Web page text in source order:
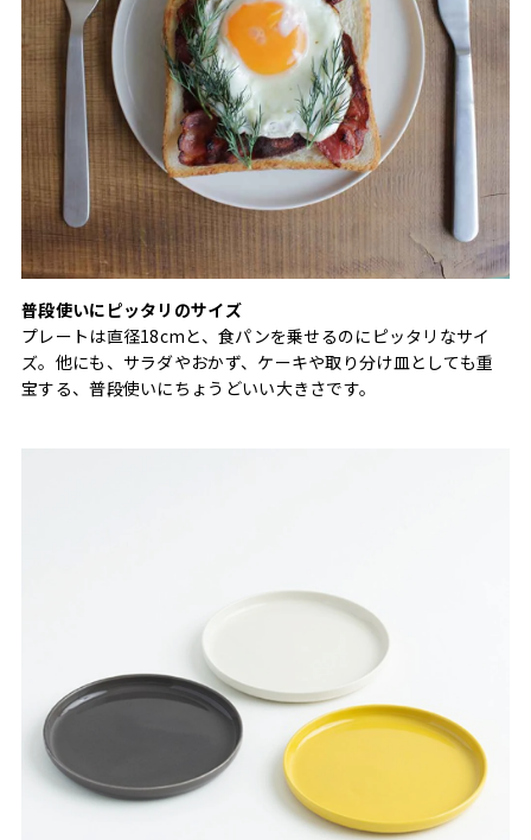
普段使いにピッタリのサイズ
プレートは直径18cmと、食パンを乗せるのにピッタリなサイ
ズ。他にも、サラダやおかず、ケーキや取り分け皿としても重
宝する、普段使いにちょうどいい大きさです。